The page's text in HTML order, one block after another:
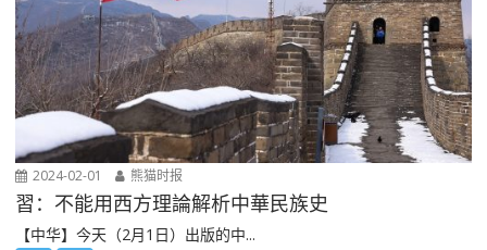
2024-02-01 熊猫时报
習：不能用西方理論解析中華民族史
【中华】今天（2月1日）出版的中...